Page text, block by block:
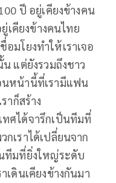
ปี อยู่เคียงข้างคน
เคียงข้างคนไทย
มโยงทำให้เราเจอ
แต่ยังรวมถึงชาว
หน้านี้ที่เรามีแฟน
าก็สร้าง
ศได้จารึกเป็นทีมที่
เราได้เปลี่ยนจาก
ทีมที่ยิ่งใหญ่ระดับ
เดินเคียงข้างกันมา